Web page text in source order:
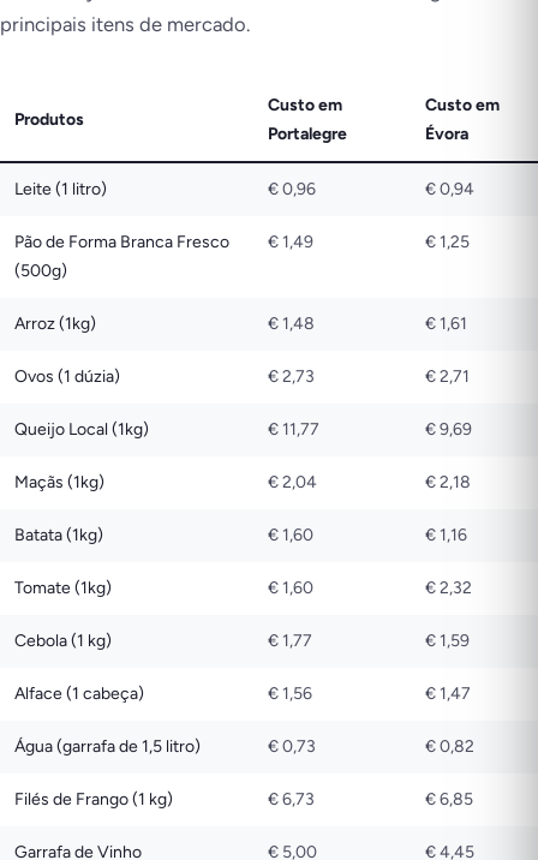
principais itens de mercado.
Produtos
Custo em
Portalegre
Custo em
Évora
Leite (1 litro) € 0,96 € 0,94
Pão de Forma Branca Fresco
(500g)
€ 1,49 € 1,25
Arroz (1kg) € 1,48 € 1,61
Ovos (1 dúzia) € 2,73 € 2,71
Queijo Local (1kg) € 11,77 € 9,69
Maçãs (1kg) € 2,04 € 2,18
Batata (1kg) € 1,60 € 1,16
Tomate (1kg) € 1,60 € 2,32
Cebola (1 kg) € 1,77 € 1,59
Alface (1 cabeça) € 1,56 € 1,47
Água (garrafa de 1,5 litro) € 0,73 € 0,82
Filés de Frango (1 kg) € 6,73 € 6,85
Garrafa de Vinho € 5,00 € 4,45